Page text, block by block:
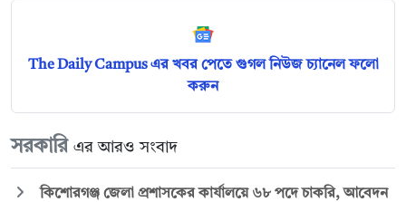
The Daily Campus এর খবর পেতে গুগল নিউজ চ্যানেল ফলো
করুন
সরকারি এর আরও সংবাদ
কিশোরগঞ্জ জেলা প্রশাসকের কার্যালয়ে ৬৮ পদে চাকরি, আবেদন